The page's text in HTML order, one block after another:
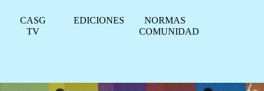
CASG
TV
EDICIONES
NORMAS
COMUNIDAD